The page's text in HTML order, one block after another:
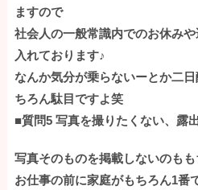
ますので
社会人の一般常識内でのお休み
入れております♪
なんか気分が乗らないーとか二
ちろん駄目ですよ笑
■質問5 写真を撮りたくない、露
写真そのものを掲載しないのもも
お仕事の前に家庭がもちろん1番